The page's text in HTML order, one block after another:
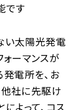
です
い太陽光発電
ーマンスが
発電所を、お
社に先駆け
よって、コス